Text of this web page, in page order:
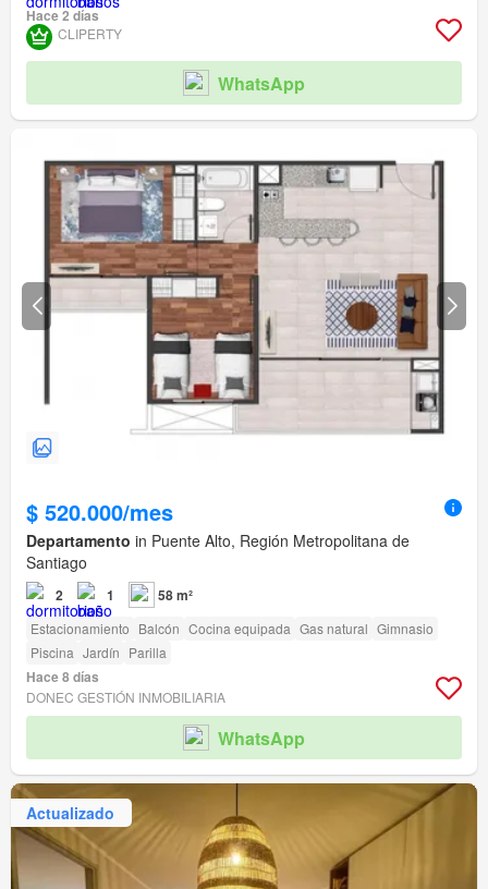
Hace 2 días
CLIPERTY
WhatsApp
$ 520.000/mes
Departamento in Puente Alto, Región Metropolitana de
Santiago
2 1 58 m²
Estacionamiento Balcón Cocina equipada Gas natural Gimnasio
Piscina Jardín Parilla
Hace 8 días
DONEC GESTIÓN INMOBILIARIA
WhatsApp
Actualizado